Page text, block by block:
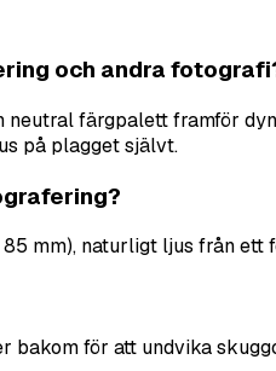
och andra
färgpalett framför
på plagget självt.
mm), naturligt ljus från
för att undvika